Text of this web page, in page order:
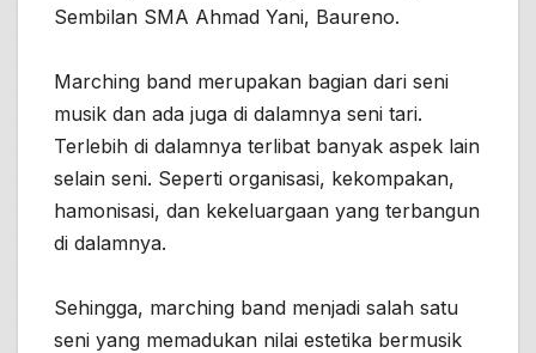
Sembilan SMA Ahmad Yani, Baureno.
Marching band merupakan bagian dari seni
musik dan ada juga di dalamnya seni tari.
Terlebih di dalamnya terlibat banyak aspek lain
selain seni. Seperti organisasi, kekompakan,
hamonisasi, dan kekeluargaan yang terbangun
di dalamnya.
Sehingga, marching band menjadi salah satu
seni yang memadukan nilai estetika bermusik